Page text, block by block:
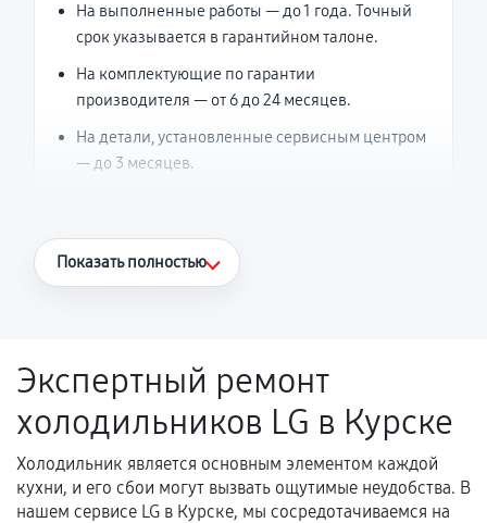
На выполненные работы — до 1 года. Точный
срок указывается в гарантийном талоне.
На комплектующие по гарантии
производителя — от 6 до 24 месяцев.
На детали, установленные сервисным центром
— до 3 месяцев.
Что считается гарантийным случаем
Поломка установленной детали при
нормальной эксплуатации в течение
гарантийного срока.
Несоответствие комплектующей заявленным
техническим характеристикам.
Показать полностью
Экспертный ремонт
холодильников LG в Курске
Холодильник является основным элементом каждой
кухни, и его сбои могут вызвать ощутимые неудобства. В
нашем сервисе LG в Курске, мы сосредотачиваемся на